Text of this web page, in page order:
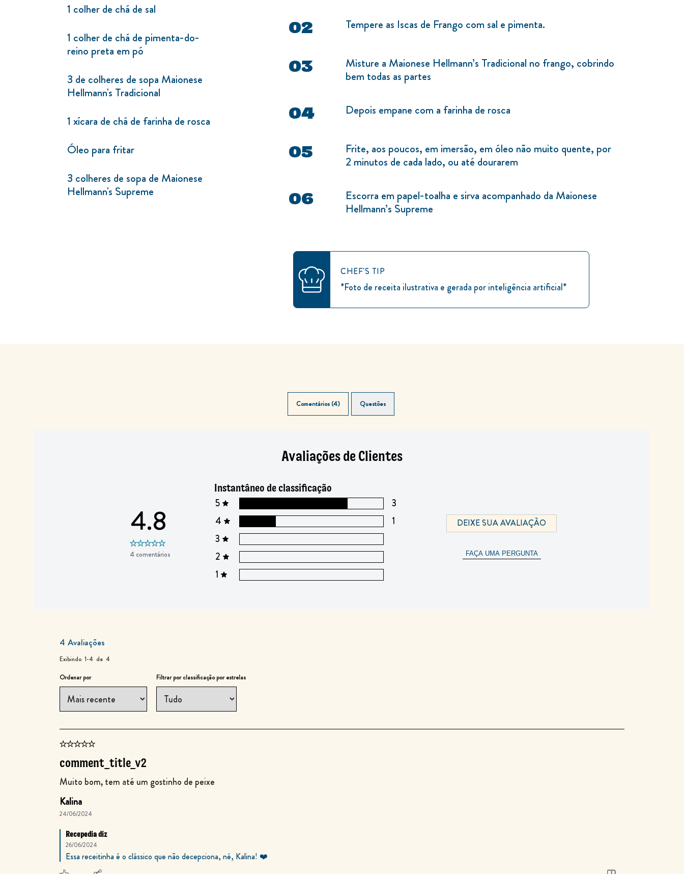
1 colher de chá de sal
1 colher de chá de pimenta-do-
reino preta em pó
3 de colheres de sopa Maionese
Hellmann's Tradicional
1 xícara de chá de farinha de rosca
Óleo para fritar
3 colheres de sopa de Maionese
Hellmann's Supreme
Tempere as Iscas de Frango com sal e pimenta.
Misture a Maionese Hellmann’s Tradicional no frango, cobrindo
bem todas as partes
Depois empane com a farinha de rosca
Frite, aos poucos, em imersão, em óleo não muito quente, por
2 minutos de cada lado, ou até dourarem
Escorra em papel-toalha e sirva acompanhado da Maionese
Hellmann’s Supreme
CHEF'S TIP
*Foto de receita ilustrativa e gerada por inteligência artificial*
Comentários (4) Questões (0)
Avaliações de Clientes
4.8
4 comentários
Instantâneo de classificação
5
3
4
1
3
2
1
DEIXE SUA AVALIAÇÃO
FAÇA UMA PERGUNTA
4 Avaliações
Exibindo1-4 de4
Ordenar por
Filtrar por classificação por estrelas
comment_title_v2
Muito bom, tem até um gostinho de peixe
Kalina
24/06/2024
Recepedia diz
26/06/2024
Essa receitinha é o clássico que não decepciona, né, Kalina! ❤️